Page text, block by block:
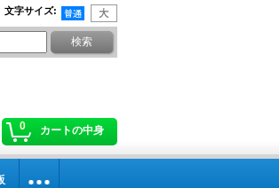
文字サイズ:
0 カートの中身